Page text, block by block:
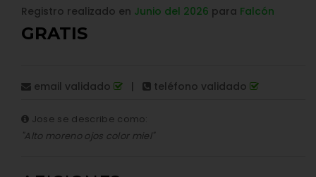
Registro realizado en Junio del 2026 para Falcón
GRATIS
email validado | teléfono validado
Jose se describe como:
"Alto moreno ojos color miel"